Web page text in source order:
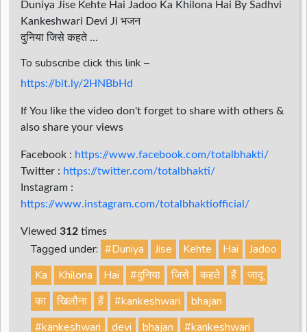
Duniya Jise Kehte Hai Jadoo Ka Khilona Hai By Sadhvi
Kankeshwari Devi Ji भजन
दुनिया जिसे कहते ...
To subscribe click this link –
https://bit.ly/2HNBbHd
If You like the video don't forget to share with others &
also share your views
Facebook : https://www.facebook.com/totalbhakti/
Twitter : https://twitter.com/totalbhakti/
Instagram :
https://www.instagram.com/totalbhaktiofficial/
Viewed 312 times
Tagged under: #Duniya Jise Kehte Hai
Jadoo
Ka
Khilona Hai #दुनिया जिसे कहते हैं
जादू
का
खिलौना हैं #kankeshwari
bhajan
#kankeshwari
devi bhajan
#kankeshwari